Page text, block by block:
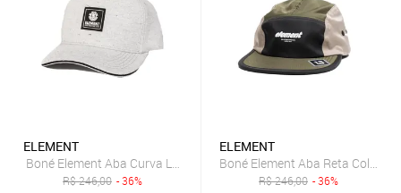
ELEMENT
Boné Element Aba Curva Logo Classic SM25 Cinza Mescla
R$246,00 - 36%
ELEMENT
Boné Element Aba Reta
R$246,00 - 36%